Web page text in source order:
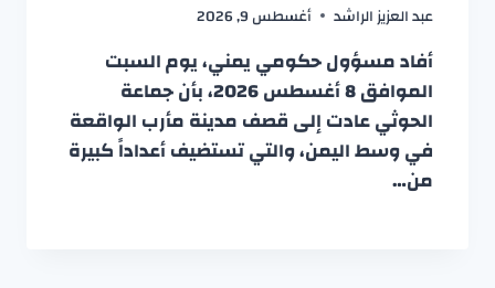
عبد العزيز الراشد أغسطس 9, 2026
أفاد مسؤول حكومي يمني، يوم السبت
الموافق 8 أغسطس 2026، بأن جماعة
الحوثي عادت إلى قصف مدينة مأرب الواقعة
في وسط اليمن، والتي تستضيف أعداداً كبيرة
من…